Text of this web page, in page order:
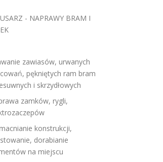
- NAPRAWY BRAM I
zawiasów, urwanych
pękniętych ram bram
i skrzydłowych
zamków, rygli,
konstrukcji,
dorabianie
na miejscu